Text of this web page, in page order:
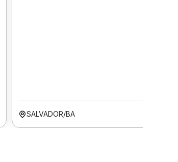
SALVADOR/BA